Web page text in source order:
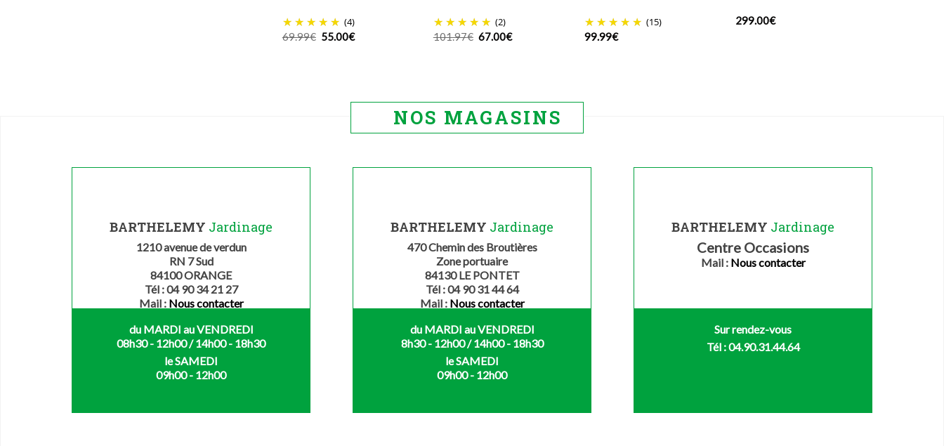
(4)
69.99€ Le
55.00€Le
(2)
101.97€ Le
67.00€Le
(15)
99.99€
299.00€
NOS MAGASINS
BARTHELEMY Jardinage
1210 avenue de verdun
RN 7 Sud
84100 ORANGE
Tél : 04 90 34 21 27
Mail : Nous contacter
du MARDI au VENDREDI
08h30 - 12h00 / 14h00 - 18h30
le SAMEDI
09h00 - 12h00
BARTHELEMY Jardinage
470 Chemin des Broutières
Zone portuaire
84130 LE PONTET
Tél : 04 90 31 44 64
Mail : Nous contacter
du MARDI au VENDREDI
8h30 - 12h00 / 14h00 - 18h30
le SAMEDI
09h00 - 12h00
BARTHELEMY Jardinage
Centre Occasions
Mail : Nous contacter
Sur rendez-vous
Tél : 04.90.31.44.64